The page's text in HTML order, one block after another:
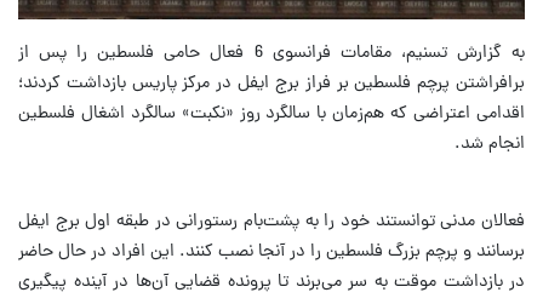
به گزارش تسنیم، مقامات فرانسوی 6 فعال حامی فلسطین را پس از
برافراشتن پرچم فلسطین بر فراز برج ایفل در مرکز پاریس بازداشت کردند؛
اقدامی اعتراضی که هم‌زمان با سالگرد روز «نکبت» سالگرد اشغال فلسطین
انجام شد.
فعالان مدنی توانستند خود را به پشت‌بام رستورانی در طبقه اول برج ایفل
برسانند و پرچم بزرگ فلسطین را در آنجا نصب کنند. این افراد در حال حاضر
در بازداشت موقت به سر می‌برند تا پرونده قضایی آن‌ها در آینده پیگیری